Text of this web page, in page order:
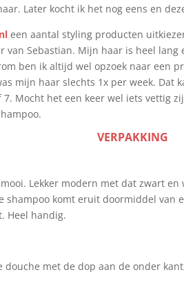
Later kocht ik het nog eens en
een aantal styling producten
van Sebastian. Mijn haar is heel
ben ik altijd wel opzoek naar een
mijn haar slechts 1x per week. Dat
Mocht het een keer wel iets vettig
VERPAKKING
Lekker modern met dat zwart
shampoo komt eruit doormiddel van
Heel handig.
douche met de dop aan de onder